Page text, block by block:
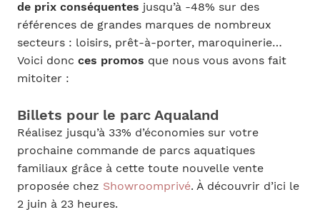
de prix conséquentes jusqu’à -48% sur des
références de grandes marques de nombreux
secteurs : loisirs, prêt-à-porter, maroquinerie…
Voici donc ces promos que nous vous avons fait
mitoiter :
Billets pour le parc Aqualand
Réalisez jusqu’à 33% d’économies sur votre
prochaine commande de parcs aquatiques
familiaux grâce à cette toute nouvelle vente
proposée chez Showroomprivé. À découvrir d’ici le
2 juin à 23 heures.